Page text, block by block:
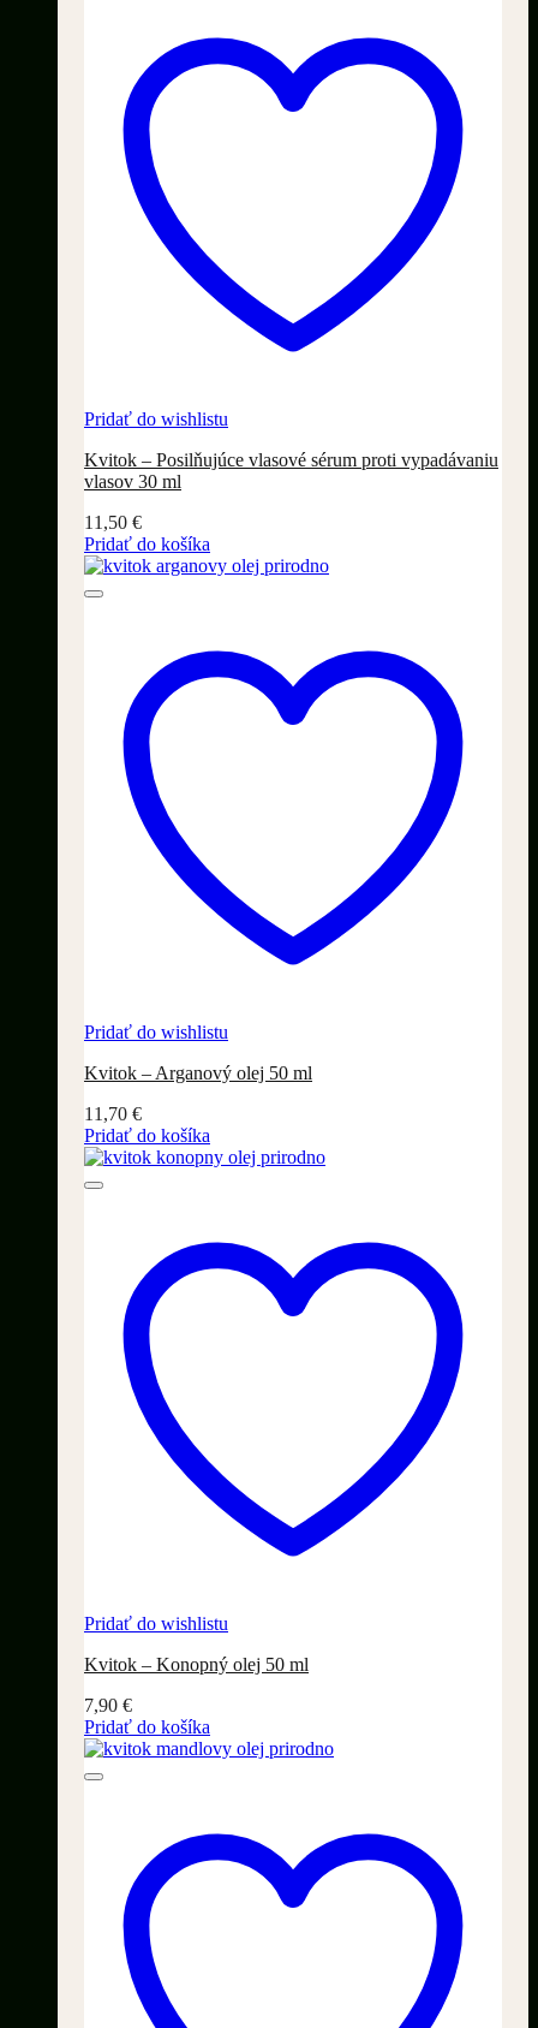
Pridať do wishlistu
Kvitok – Posilňujúce vlasové sérum proti vypadávaniu
vlasov 30 ml
11,50 €
Pridať do košíka
Pridať do wishlistu
Kvitok – Arganový olej 50 ml
11,70 €
Pridať do košíka
Pridať do wishlistu
Kvitok – Konopný olej 50 ml
7,90 €
Pridať do košíka